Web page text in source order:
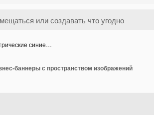
синие…
баннеры с пространством изображений